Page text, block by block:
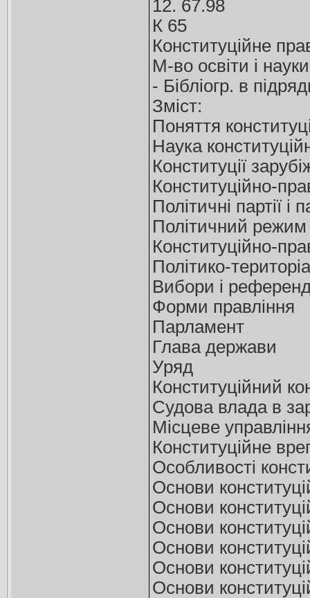
12. 67.98
К 65
Конституційне
М-во освіти і
- Бібліогр. в
Зміст:
Поняття
Наука
Конституції
Конституційно-
Політичні партії і
Політичний режим
Конституційно-
Політико-
Вибори і
Форми правління
Парламент
Глава держави
Уряд
Конституційний
Судова влада в
Місцеве
Конституційне
Особливості
Основи
Основи
Основи
Основи
Основи
Основи